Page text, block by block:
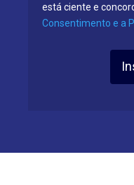
está ciente e
Consentimento e a